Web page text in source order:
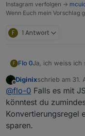
Instagram verfolgen ->
Wenn Euch mein Vorschlag
F 1 Antwort
F Flo 0Ja, ich weiss ich
Ist es möglich
ein json Objekt
nicht das ganze
Datenpunkt:
$status.watts
Würde da nur
zerlegen und
zuzuweisen.
Offline
Diginixschrieb am 31.
zuletzt editiert
@flo-0 Falls es mit
könntest du
Konvertierungsregel
sparen.